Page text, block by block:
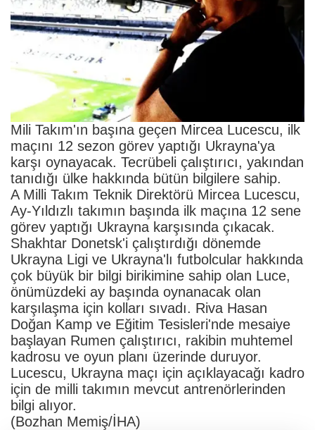
Mili Takım'ın başına geçen Mircea Lucescu, ilk
maçını 12 sezon görev yaptığı Ukrayna'ya
karşı oynayacak. Tecrübeli çalıştırıcı, yakından
tanıdığı ülke hakkında bütün bilgilere sahip.
A Milli Takım Teknik Direktörü Mircea Lucescu,
Ay-Yıldızlı takımın başında ilk maçına 12 sene
görev yaptığı Ukrayna karşısında çıkacak.
Shakhtar Donetsk'i çalıştırdığı dönemde
Ukrayna Ligi ve Ukrayna'lı futbolcular hakkında
çok büyük bir bilgi birikimine sahip olan Luce,
önümüzdeki ay başında oynanacak olan
karşılaşma için kolları sıvadı. Riva Hasan
Doğan Kamp ve Eğitim Tesisleri'nde mesaiye
başlayan Rumen çalıştırıcı, rakibin muhtemel
kadrosu ve oyun planı üzerinde duruyor.
Lucescu, Ukrayna maçı için açıklayacağı kadro
için de milli takımın mevcut antrenörlerinden
bilgi alıyor.
(Bozhan Memiş/İHA)